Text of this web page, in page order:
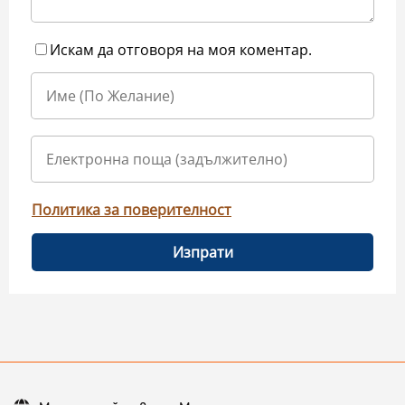
Искам да отговоря на моя коментар.
Политика за поверителност
Изпрати